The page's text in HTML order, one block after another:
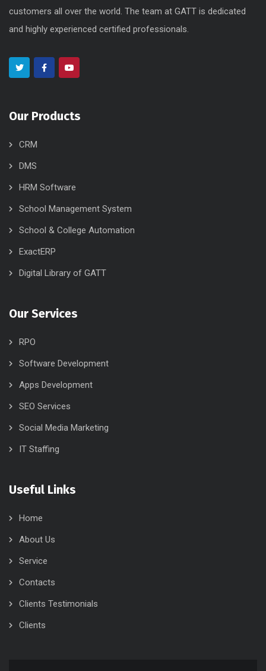
customers all over the world. The team at GATT is dedicated
and highly experienced certified professionals.
Our Products
CRM
DMS
HRM Software
School Management System
School & College Automation
ExactERP
Digital Library of GATT
Our Services
RPO
Software Development
Apps Development
SEO Services
Social Media Marketing
IT Staffing
Useful Links
Home
About Us
Service
Contacts
Clients Testimonials
Clients